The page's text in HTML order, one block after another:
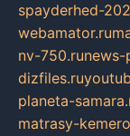
spayderhed-
webamator.ru
nv-750.runews-
dizfiles.ru
planeta-
matrasy-